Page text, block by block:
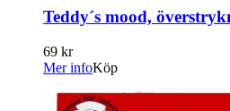
Teddy´s mood,
69 kr
Mer infoKöp